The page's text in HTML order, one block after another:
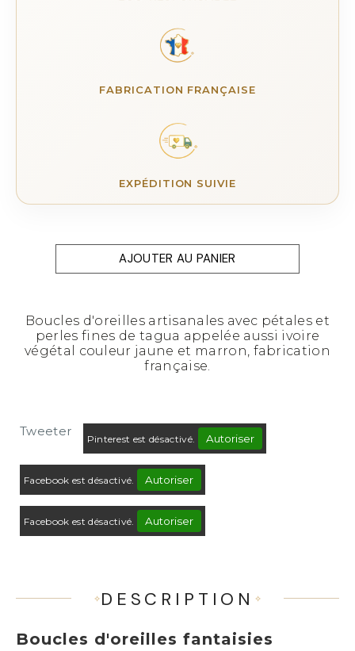
FABRICATION FRANÇAISE
EXPÉDITION SUIVIE
AJOUTER AU PANIER
Boucles d'oreilles artisanales avec pétales et
perles fines de tagua appelée aussi ivoire
végétal couleur jaune et marron, fabrication
française.
Tweeter
Pinterest est désactivé. Autoriser
Facebook est désactivé. Autoriser
Facebook est désactivé. Autoriser
DESCRIPTION
Boucles d'oreilles fantaisies